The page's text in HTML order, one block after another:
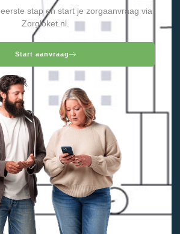
stap en start je zorgaanvraag via
Zorgloket.nl.
Start aanvraag